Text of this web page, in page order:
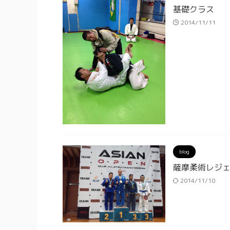
基礎クラス
2014/11/11
blog
薩摩柔術レジ
2014/11/10